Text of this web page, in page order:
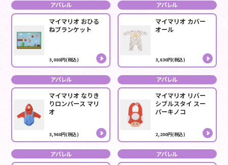
アパレル
マイマリオ おひる
ねブランケット
3,080円(税込)
アパレル
マイマリオ カバー
オール
3,630円(税込)
アパレル
マイマリオ なりき
りロンパース マリ
オ
3,960円(税込)
アパレル
マイマリオ リバー
シブルスタイ スー
パーキノコ
2,200円(税込)
アパレル アパレル